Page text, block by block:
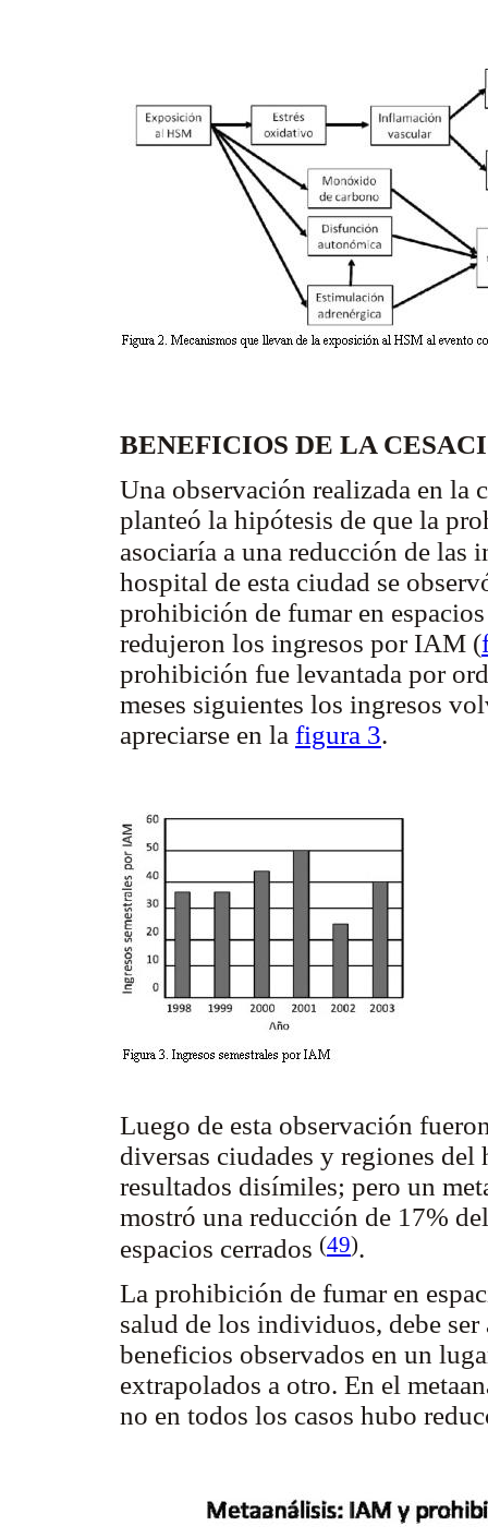
BENEFICIOS DE LA
Una observación realizada en la
planteó la hipótesis de que la
asociaría a una reducción de
hospital de esta ciudad se
prohibición de fumar en
redujeron los ingresos por IAM (
prohibición fue levantada por
meses siguientes los ingresos
apreciarse en la figura 3.
Luego de esta observación
diversas ciudades y regiones
resultados disímiles; pero un
mostró una reducción de 17%
espacios cerrados (49).
La prohibición de fumar en
salud de los individuos, debe
beneficios observados en un
extrapolados a otro. En el
no en todos los casos hubo